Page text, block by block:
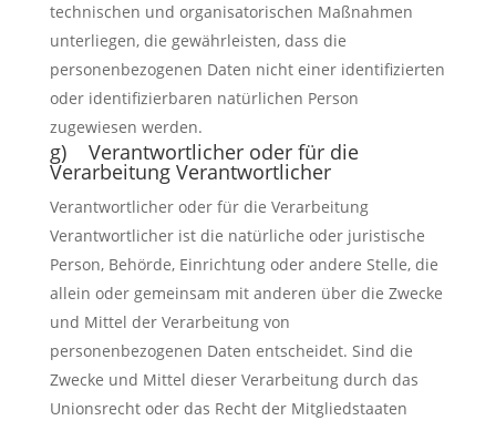
technischen und organisatorischen Maßnahmen
unterliegen, die gewährleisten, dass die
personenbezogenen Daten nicht einer identifizierten
oder identifizierbaren natürlichen Person
zugewiesen werden.
g) Verantwortlicher oder für die
Verarbeitung Verantwortlicher
Verantwortlicher oder für die Verarbeitung
Verantwortlicher ist die natürliche oder juristische
Person, Behörde, Einrichtung oder andere Stelle, die
allein oder gemeinsam mit anderen über die Zwecke
und Mittel der Verarbeitung von
personenbezogenen Daten entscheidet. Sind die
Zwecke und Mittel dieser Verarbeitung durch das
Unionsrecht oder das Recht der Mitgliedstaaten